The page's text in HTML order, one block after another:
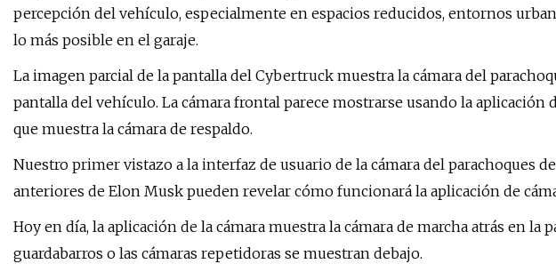
percepción del vehículo, especialmente en espacios reducidos, entornos
lo más posible en el garaje.
La imagen parcial de la pantalla del Cybertruck muestra la cámara del
pantalla del vehículo. La cámara frontal parece mostrarse usando la aplicación
que muestra la cámara de respaldo.
Nuestro primer vistazo a la interfaz de usuario de la cámara del parachoques
anteriores de Elon Musk pueden revelar cómo funcionará la aplicación de
Hoy en día, la aplicación de la cámara muestra la cámara de marcha atrás en la
guardabarros o las cámaras repetidoras se muestran debajo.